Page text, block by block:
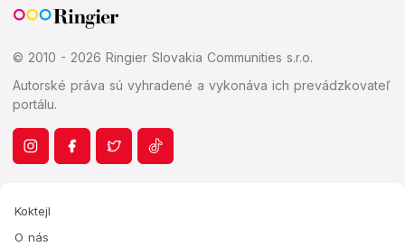
© 2010 - 2026 Ringier Slovakia Communities s.r.o.
Autorské práva sú vyhradené a vykonáva ich prevádzkovateľ
portálu.
Koktejl
O nás